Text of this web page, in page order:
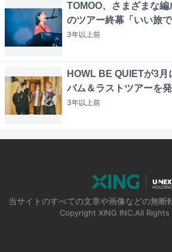
TOMOO、さまざまな
のツアー終幕「いい旅で
3年以上前
HOWL BE QUIETが3
バム＆ラストツアーを
3年以上前
当サイトのすべての文章や画像などの無断
Copyright XING INC.All Rights